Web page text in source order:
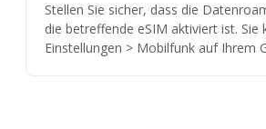
Stellen Sie sicher, dass die
die betreffende eSIM aktiviert ist. Sie
Einstellungen > Mobilfunk auf Ihrem